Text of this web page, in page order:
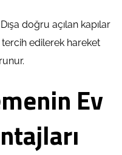
Dışa doğru açılan kapılar
edilerek hareket
Ev